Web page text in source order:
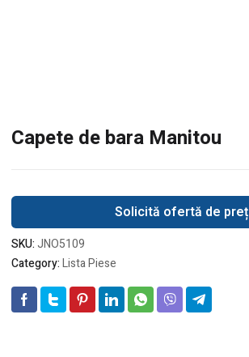
Capete de bara Manitou
Solicită ofertă de preț
SKU:JNO5109
Category:Lista Piese